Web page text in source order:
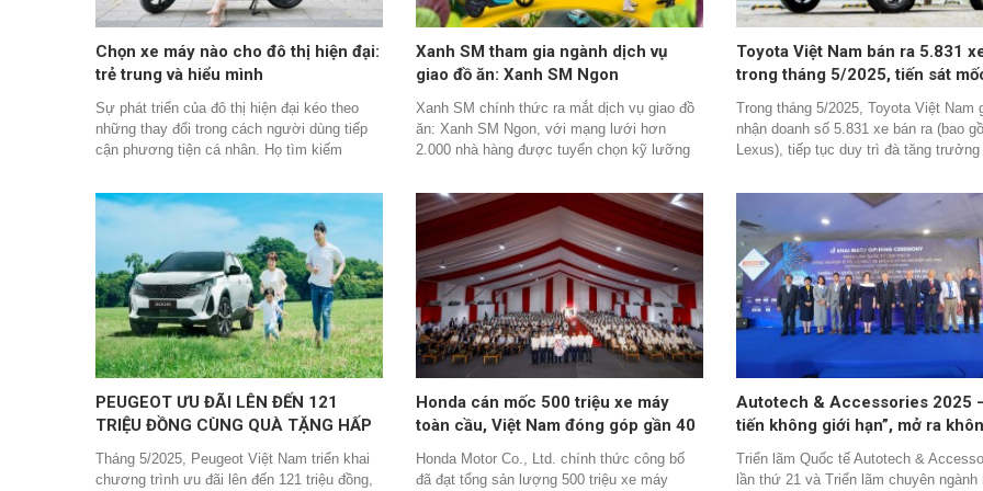
Chọn xe máy nào cho đô thị hiện đại:
trẻ trung và hiểu mình
Sự phát triển của đô thị hiện đại kéo theo
những thay đổi trong cách người dùng tiếp
cận phương tiện cá nhân. Họ tìm kiếm
có thể đồng hành trọn vẹn cùng lối sống đô
thị hiện đại, từ hiệu quả vận hành, thiết kế
thẩm mỹ đến các tiện ích thông minh.
Xanh SM tham gia ngành dịch vụ
giao đồ ăn: Xanh SM Ngon
Xanh SM chính thức ra mắt dịch vụ giao đồ
ăn: Xanh SM Ngon, với mạng lưới hơn
2.000 nhà hàng được tuyển chọn kỹ lưỡng
được mở rộng trên phạm vi toàn quốc sau
khi đi vào hoạt động. Ưu việt khác biệt của
Xanh SM Ngon là tốc độ vượt trội, chất
lượng đảm bảo và liên tục có ưu đãi hấp dẫn
cho khách hàng.
Toyota Việt Nam bán ra 5.831
trong tháng 5/2025, tiến sát
Trong tháng 5/2025, Toyota Việt Nam
nhận doanh số 5.831 xe bán ra (bao
Lexus), tiếp tục duy trì đà tăng trưởng
triệu xe tại Việt Nam nhân dịp kỷ niệm
năm thành lập.
PEUGEOT ƯU ĐÃI LÊN ĐẾN 121
TRIỆU ĐỒNG CÙNG QUÀ TẶNG HẤP
DẪN
Tháng 5/2025, Peugeot Việt Nam triển khai
chương trình ưu đãi lên đến 121 triệu đồng,
Honda cán mốc 500 triệu xe máy
toàn cầu, Việt Nam đóng góp gần 40
triệu chiếc
Honda Motor Co., Ltd. chính thức công bố
đã đạt tổng sản lượng 500 triệu xe máy
Autotech & Accessories 2025
tiến không giới hạn”, mở ra
gian kết nối toàn diện cho ngành
công nghiệp Ô tô – Giao thông –
Triển lãm Quốc tế Autotech &
lần thứ 21 và Triển lãm chuyên ngành